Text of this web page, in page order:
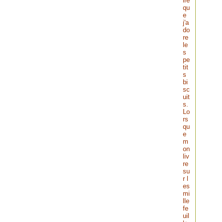
qu
e
j'a
do
re
le
s
pe
tit
s
bi
sc
uit
s.
Lo
rs
qu
e
m
on
liv
re
su
r l
es
mi
lle
fe
uil